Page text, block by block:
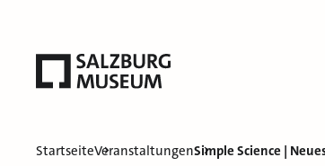
StartseiteVeranstaltungenSimple Science |